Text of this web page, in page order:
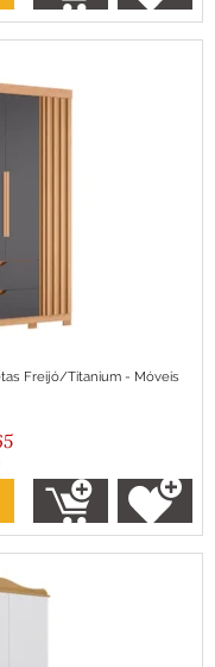
Freijó/Titanium - Móveis